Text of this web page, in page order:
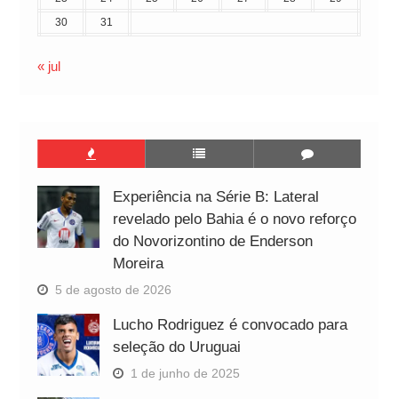
30
31
« jul
Experiência na Série B: Lateral
revelado pelo Bahia é o novo reforço
do Novorizontino de Enderson
Moreira
5 de agosto de 2026
Lucho Rodriguez é convocado para
seleção do Uruguai
1 de junho de 2025